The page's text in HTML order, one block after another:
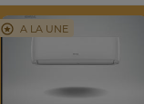
A LA UNE